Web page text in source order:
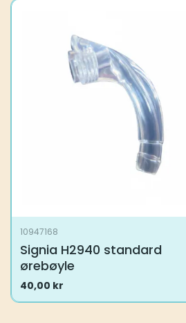
10947168
Signia H2940 standard
ørebøyle
40,00 kr